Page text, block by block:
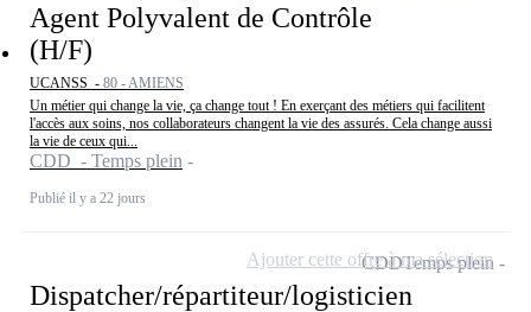
Agent Polyvalent de Contrôle
(H/F)
UCANSS - 80 - AMIENS
Un métier qui change la vie, ça change tout ! En exerçant des métiers qui facilitent
l'accès aux soins, nos collaborateurs changent la vie des assurés. Cela change aussi
la vie de ceux qui...
CDD - Temps plein
Publié il y a 22 jours
Dispatcher/répartiteur/logisticien
CDDTemps plein
Ajouter cette offre à ma sélection